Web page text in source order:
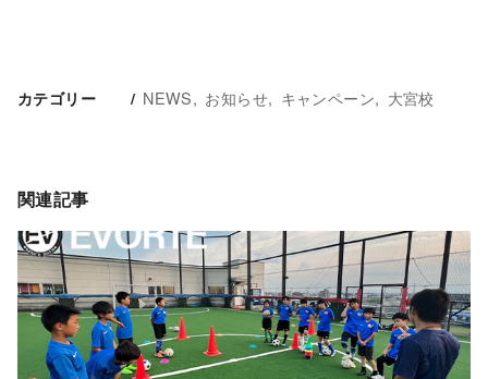
カテゴリー NEWS お知らせ キャンペーン 大宮校
関連記事